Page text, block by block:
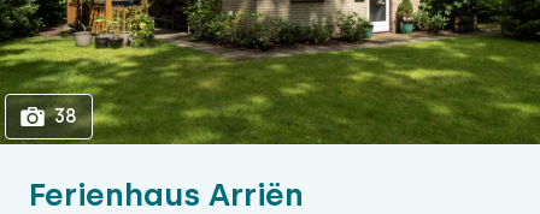
Ferienhaus Arriën
38